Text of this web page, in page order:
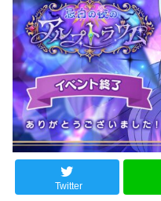
Twitter